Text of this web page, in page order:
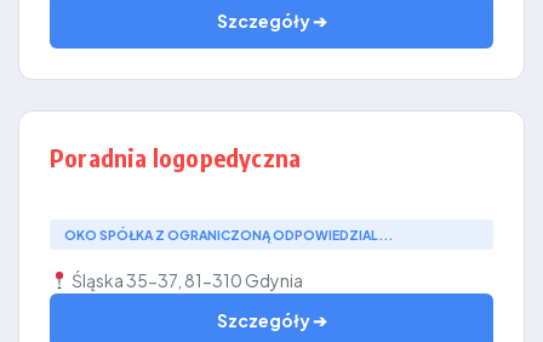
Szczegóły ➔
Poradnia logopedyczna
OKO SPÓŁKA Z OGRANICZONĄ ODPOWIEDZIAL...
Śląska 35-37, 81-310 Gdynia
Szczegóły ➔